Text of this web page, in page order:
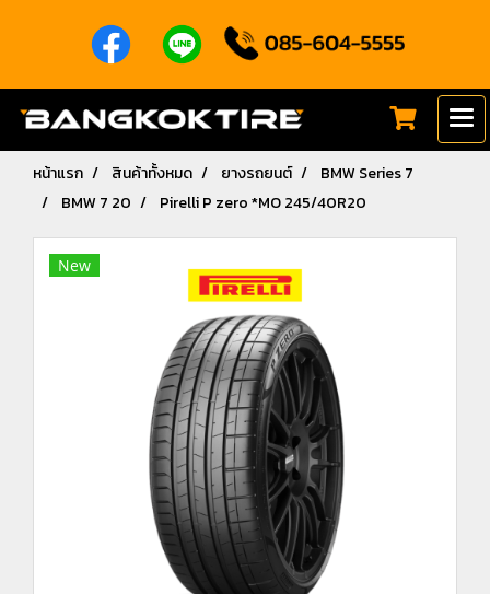
หน้าแรก สินค้าทั้งหมด ยางรถยนต์
BMW Series 7
BMW 7 20
Pirelli P zero *MO 245/40R20
New